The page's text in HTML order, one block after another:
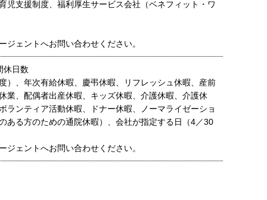
児支援制度、福利厚生サービス会社（ベネフィット・ワ
ジェントへお問い合わせください。
休日数
）、年次有給休暇、慶弔休暇、リフレッシュ休暇、産前
業、配偶者出産休暇、キッズ休暇、介護休暇、介護休
ランティア活動休暇、ドナー休暇、ノーマライゼーショ
ある方のための通院休暇）、会社が指定する日（4／30
ジェントへお問い合わせください。